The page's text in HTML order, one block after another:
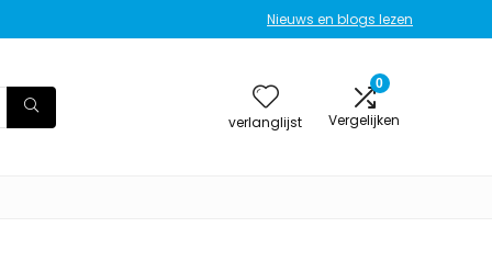
Nieuws en blogs lezen
verlanglijst
0
Vergelijken